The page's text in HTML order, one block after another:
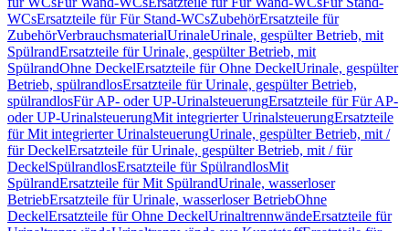
WCsErsatzteile für Für Stand-WCsZubehörErsatzteile für
ZubehörVerbrauchsmaterialUrinaleUrinale, gespülter Betrieb, mit
SpülrandErsatzteile für Urinale, gespülter Betrieb, mit
SpülrandOhne DeckelErsatzteile für Ohne DeckelUrinale, gespülter
Betrieb, spülrandlosErsatzteile für Urinale, gespülter Betrieb,
spülrandlosFür AP- oder UP-UrinalsteuerungErsatzteile für Für AP-
oder UP-UrinalsteuerungMit integrierter UrinalsteuerungErsatzteile
für Mit integrierter UrinalsteuerungUrinale, gespülter Betrieb, mit /
für DeckelErsatzteile für Urinale, gespülter Betrieb, mit / für
DeckelSpülrandlosErsatzteile für SpülrandlosMit
SpülrandErsatzteile für Mit SpülrandUrinale, wasserloser
BetriebErsatzteile für Urinale, wasserloser BetriebOhne
DeckelErsatzteile für Ohne DeckelUrinaltrennwändeErsatzteile für